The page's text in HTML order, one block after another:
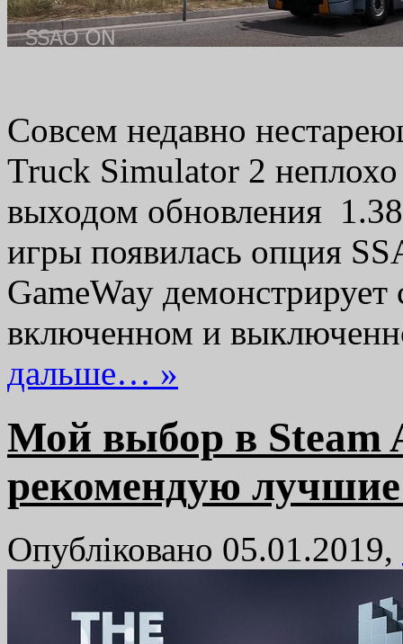
Совсем недавно
Truck Simulator 2
выходом обновления
игры появилась опция
GameWay
включенном и
дальше… »
Мой выбор в Steam
рекомендую
Опубліковано 05.01.2019,